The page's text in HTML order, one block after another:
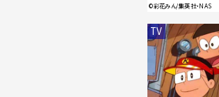
©彩花みん/集英社・NAS
TV